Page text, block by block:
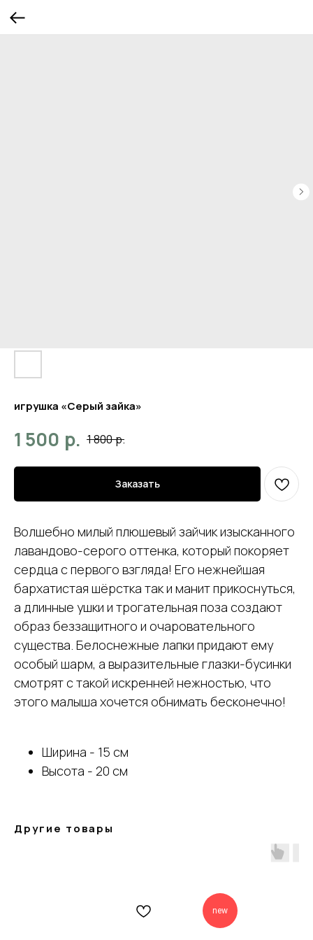
игрушка «Серый зайка»
1 500 р. 1 800р.
Заказать
Волшебно милый плюшевый зайчик изысканного
лавандово-серого оттенка, который покоряет
сердца с первого взгляда! Его нежнейшая
бархатистая шёрстка так и манит прикоснуться,
а длинные ушки и трогательная поза создают
образ беззащитного и очаровательного
существа. Белоснежные лапки придают ему
особый шарм, а выразительные глазки-бусинки
смотрят с такой искренней нежностью, что
этого малыша хочется обнимать бесконечно!
Ширина - 15 см
Высота - 20 см
Другие товары
new